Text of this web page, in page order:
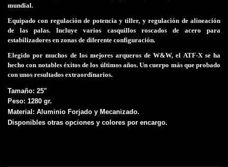
mundial.
Equipado con regulación de potencia y tiller, y regulación de alineación
de las palas. Incluye varios casquillos roscados de acero para
estabilizadores en zonas de diferente configuración.
Elegido por muchos de los mejores arqueros de W&W, el ATF-X se ha
hecho con notables éxitos de los últimos años. Un cuerpo más que probado
con unos resultados extraordinarios.
Tamaño: 25"
Peso: 1280 gr.
Material: Aluminio Forjado y Mecanizado.
Disponibles otras opciones y colores por encargo.